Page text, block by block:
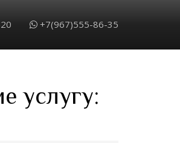
+7(967)555-86-35
услугу: